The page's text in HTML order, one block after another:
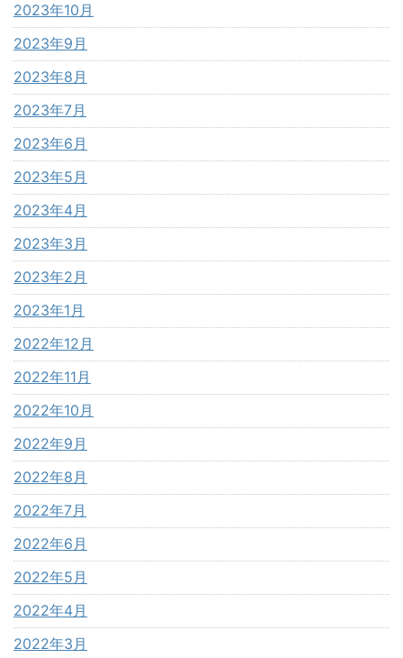
2023年10月
2023年9月
2023年8月
2023年7月
2023年6月
2023年5月
2023年4月
2023年3月
2023年2月
2023年1月
2022年12月
2022年11月
2022年10月
2022年9月
2022年8月
2022年7月
2022年6月
2022年5月
2022年4月
2022年3月